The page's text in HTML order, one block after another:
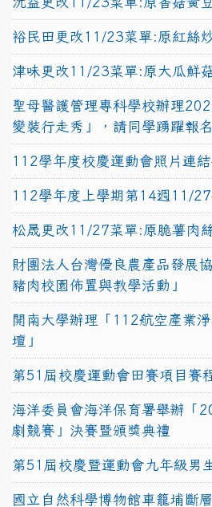
裕民田更改11/23菜單:原紅絲
津味更改11/23菜單:原大瓜鮮
聖母醫護管理專科學校辦理
變裝行走秀」，請同學踴躍報
112學年度校慶運動會照片連
112學年度上學期第14週11/
松晟更改11/27菜單:原脆薯肉
財團法人台灣優良農產品發展
豬肉校園佈置與教學活動」
開南大學辦理「112航空產業
壇」
第51屆校慶運動會田賽項目賽
海洋委員會海洋保育署舉辦「
劇競賽」決賽暨頒獎典禮
第51屆校慶暨運動會九年級男
國立自然科學博物館車籠埔斷